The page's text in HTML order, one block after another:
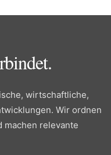
wirtschaftliche,
Wir ordnen
machen relevante